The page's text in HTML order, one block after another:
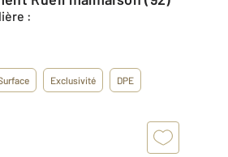
:
Exclusivité DPE